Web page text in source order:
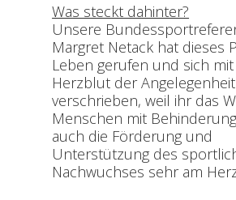
Was steckt dahinter?
Unsere
Margret Netack hat dieses
Leben gerufen und sich
Herzblut der Angelegenheit
verschrieben, weil ihr das
Menschen mit
auch die Förderung und
Unterstützung des
Nachwuchses sehr am